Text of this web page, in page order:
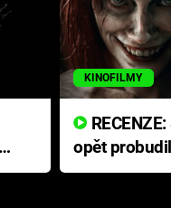
KINOFILMY
opět
přichází s